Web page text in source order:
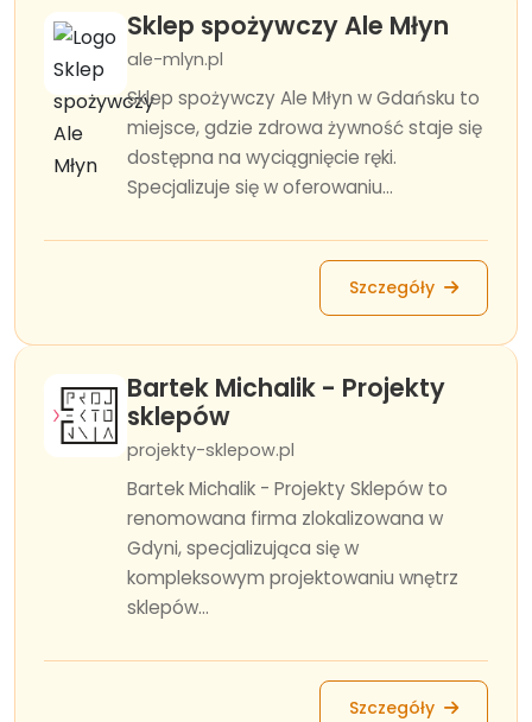
Sklep spożywczy Ale Młyn
ale-mlyn.pl
Sklep spożywczy Ale Młyn w Gdańsku to
miejsce, gdzie zdrowa żywność staje się
dostępna na wyciągnięcie ręki.
Specjalizuje się w oferowaniu...
Szczegóły
Bartek Michalik - Projekty
sklepów
projekty-sklepow.pl
Bartek Michalik - Projekty Sklepów to
renomowana firma zlokalizowana w
Gdyni, specjalizująca się w
kompleksowym projektowaniu wnętrz
sklepów...
Szczegóły